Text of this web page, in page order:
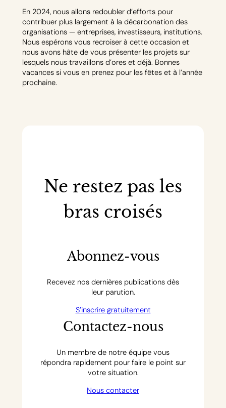
En 2024, nous allons redoubler d’efforts pour
contribuer plus largement à la décarbonation des
organisations — entreprises, investisseurs, institutions.
Nous espérons vous recroiser à cette occasion et
nous avons hâte de vous présenter les projets sur
lesquels nous travaillons d’ores et déjà. Bonnes
vacances si vous en prenez pour les fêtes et à l’année
prochaine.
Ne restez pas les
bras croisés
Abonnez-vous
Recevez nos dernières publications dès
leur parution.
S’inscrire gratuitement
Contactez-nous
Un membre de notre équipe vous
répondra rapidement pour faire le point sur
votre situation.
Nous contacter